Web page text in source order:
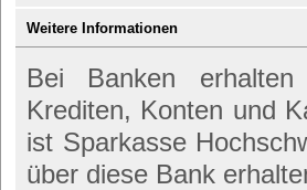
Weitere Informationen
Bei Banken
Krediten, Konten und
ist Sparkasse
über diese Bank